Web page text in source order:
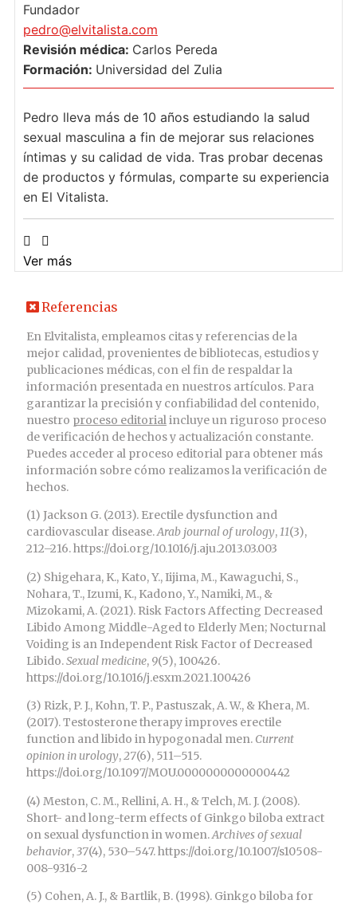
Fundador
pedro@elvitalista.com
Revisión médica: Carlos Pereda
Formación: Universidad del Zulia
Pedro lleva más de 10 años estudiando la salud
sexual masculina a fin de mejorar sus relaciones
íntimas y su calidad de vida. Tras probar decenas
de productos y fórmulas, comparte su experiencia
en El Vitalista.
Ver más
Referencias
En Elvitalista, empleamos citas y referencias de la
mejor calidad, provenientes de bibliotecas, estudios y
publicaciones médicas, con el fin de respaldar la
información presentada en nuestros artículos. Para
garantizar la precisión y confiabilidad del contenido,
nuestro proceso editorialincluye un riguroso proceso
de verificación de hechos y actualización constante.
Puedes acceder al proceso editorial para obtener más
información sobre cómo realizamos la verificación de
hechos.
(1) Jackson G. (2013). Erectile dysfunction and
cardiovascular disease.Arab journal of urology,11(3),
212–216. https://doi.org/10.1016/j.aju.2013.03.003
(2) Shigehara, K., Kato, Y., Iijima, M., Kawaguchi, S.,
Nohara, T., Izumi, K., Kadono, Y., Namiki, M., &
Mizokami, A. (2021). Risk Factors Affecting Decreased
Libido Among Middle-Aged to Elderly Men; Nocturnal
Voiding is an Independent Risk Factor of Decreased
Libido.Sexual medicine, 9(5), 100426.
https://doi.org/10.1016/j.esxm.2021.100426
(3) Rizk, P. J., Kohn, T. P., Pastuszak, A. W., & Khera, M.
(2017). Testosterone therapy improves erectile
function and libido in hypogonadal men. Current
opinion in urology,27(6), 511–515.
https://doi.org/10.1097/MOU.0000000000000442
(4) Meston, C. M., Rellini, A. H., & Telch, M. J. (2008).
Short- and long-term effects of Ginkgo biloba extract
on sexual dysfunction in women.Archives of sexual
behavior,37(4), 530–547. https://doi.org/10.1007/s10508-
008-9316-2
(5) Cohen, A. J., & Bartlik, B. (1998). Ginkgo biloba for